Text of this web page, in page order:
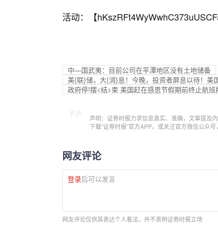
活动：【
中—国武夷：目前公司在平潭地区没有土地储备
美{联}储，大{消}息！今晚，投资者屏息以待！
政府停!摆<结>束 美国赶在感恩节假期前终止航班
声明：证券时报力求信息真实、准确，文章提及
下载“证券时报”官方APP，或关注官方微信公众
网友评论
登录后可以发言
网友评论仅供其表达个人看法，并不表明证券时报立场